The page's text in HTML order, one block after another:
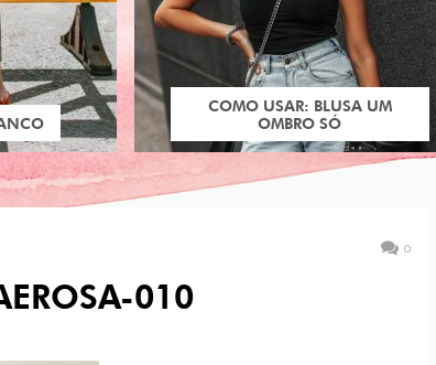
COMO USAR: BLUSA UM
OMBRO SÓ
0
010